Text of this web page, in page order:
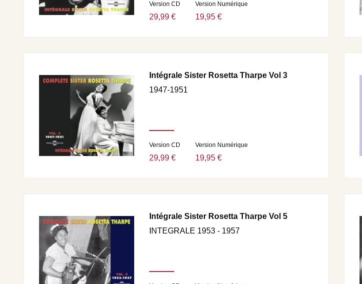
Version CD
29,99 €
Version Numérique
19,95 €
Intégrale Sister Rosetta Tharpe Vol 3
1947-1951
Version CD
29,99 €
Version Numérique
19,95 €
Intégrale Sister Rosetta Tharpe Vol 5
INTEGRALE 1953 - 1957